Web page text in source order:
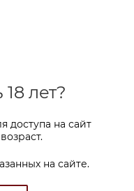
лет?
доступа на сайт
на сайте.